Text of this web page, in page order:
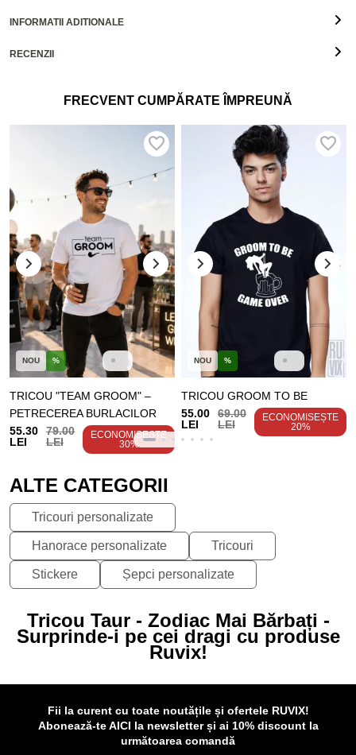
INFORMATII ADITIONALE
RECENZII
FRECVENT CUMPĂRATE ÎMPREUNĂ
NOU %
TRICOU "TEAM GROOM" –
PETRECEREA BURLACILOR
55.30
LEI
79.00
LEI
ECONOMISEȘTE
30%
NOU %
TRICOU GROOM TO BE
55.00
LEI
69.00
LEI
ECONOMISEȘTE
20%
ALTE CATEGORII
Tricouri personalizate
Hanorace personalizate Tricouri
Stickere Șepci personalizate
Tricou Taur - Zodiac Mai Bărbați -
Surprinde-i pe cei dragi cu produse
Ruvix!
Fii la curent cu toate noutățile și ofertele RUVIX!
Abonează-te AICI la newsletter și ai 10% discount la
următoarea comandă